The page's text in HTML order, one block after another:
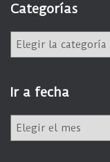
Categorías
e
g
o
í
Ir a fecha